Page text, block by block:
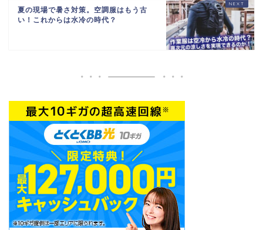
夏の現場で暑さ対策。空調服はもう古
い！これからは水冷の時代？